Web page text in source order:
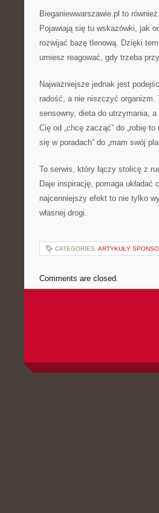
Bieganiewwarszawie.pl to
Pojawiają się tu wskazówki, jak
rozwijać bazę tlenową. Dzięki
umiesz reagować, gdy trzeba
Najważniejsze jednak jest
radość, a nie niszczyć
sensowny, dieta do utrzymania,
Cię od „chcę zacząć” do „robię to
się w poradach” do „mam swój
To serwis, który łączy stolicę z
Daje inspirację, pomaga
najcenniejszy efekt to nie tylko
własnej drogi.
CATEGORIES: ARTYKUŁY
Comments are closed.